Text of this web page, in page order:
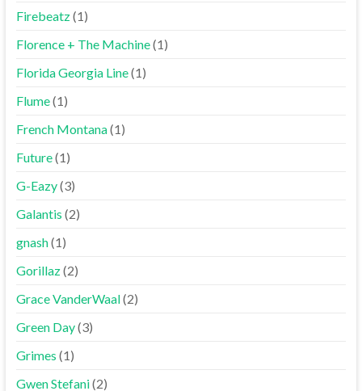
Firebeatz(1)
Florence + The Machine(1)
Florida Georgia Line(1)
Flume(1)
French Montana(1)
Future(1)
G-Eazy(3)
Galantis (2)
gnash(1)
Gorillaz(2)
Grace VanderWaal(2)
Green Day(3)
Grimes (1)
Gwen Stefani(2)